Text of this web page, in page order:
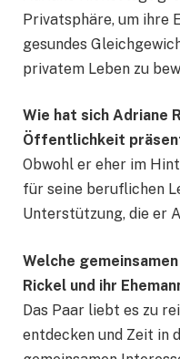
Privatsphäre, um ihre
gesundes
privatem Leben zu
Wie hat sich Adriane
Öffentlichkeit
Obwohl er eher im
für seine beruflichen
Unterstützung, die er
Welche
Rickel und ihr
Das Paar liebt es zu
entdecken und Zeit in